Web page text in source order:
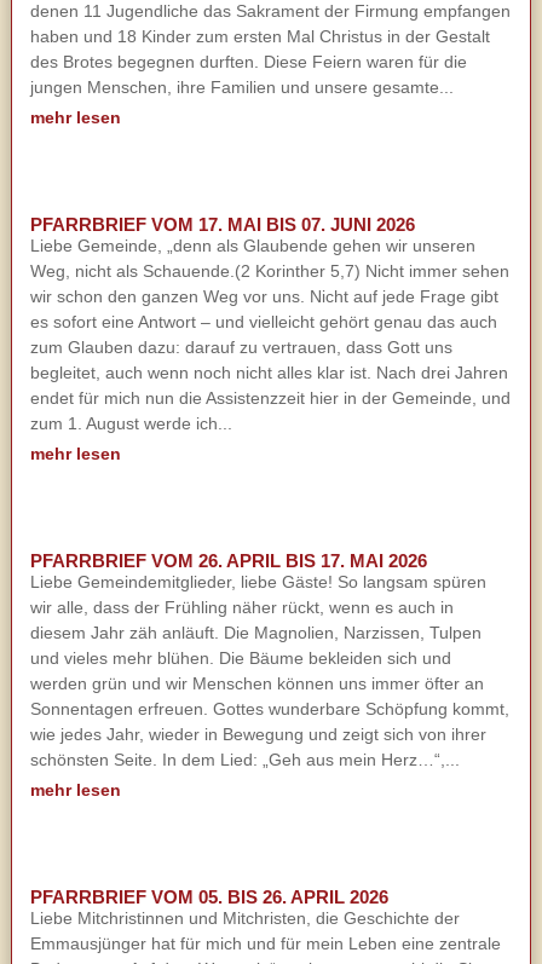
denen 11 Jugendliche das Sakrament der Firmung empfangen
haben und 18 Kinder zum ersten Mal Christus in der Gestalt
des Brotes begegnen durften. Diese Feiern waren für die
jungen Menschen, ihre Familien und unsere gesamte...
mehr lesen
PFARRBRIEF VOM 17. MAI BIS 07. JUNI 2026
Liebe Gemeinde, „denn als Glaubende gehen wir unseren
Weg, nicht als Schauende.(2 Korinther 5,7) Nicht immer sehen
wir schon den ganzen Weg vor uns. Nicht auf jede Frage gibt
es sofort eine Antwort – und vielleicht gehört genau das auch
zum Glauben dazu: darauf zu vertrauen, dass Gott uns
begleitet, auch wenn noch nicht alles klar ist. Nach drei Jahren
endet für mich nun die Assistenzzeit hier in der Gemeinde, und
zum 1. August werde ich...
mehr lesen
PFARRBRIEF VOM 26. APRIL BIS 17. MAI 2026
Liebe Gemeindemitglieder, liebe Gäste! So langsam spüren
wir alle, dass der Frühling näher rückt, wenn es auch in
diesem Jahr zäh anläuft. Die Magnolien, Narzissen, Tulpen
und vieles mehr blühen. Die Bäume bekleiden sich und
werden grün und wir Menschen können uns immer öfter an
Sonnentagen erfreuen. Gottes wunderbare Schöpfung kommt,
wie jedes Jahr, wieder in Bewegung und zeigt sich von ihrer
schönsten Seite. In dem Lied: „Geh aus mein Herz…“,...
mehr lesen
PFARRBRIEF VOM 05. BIS 26. APRIL 2026
Liebe Mitchristinnen und Mitchristen, die Geschichte der
Emmausjünger hat für mich und für mein Leben eine zentrale